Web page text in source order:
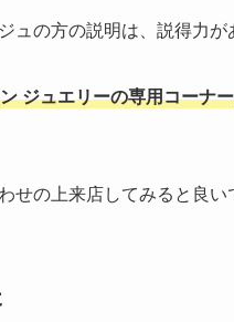
ュの方の説明は、説得力が
ジュエリーの専用コーナ
せの上来店してみると良い